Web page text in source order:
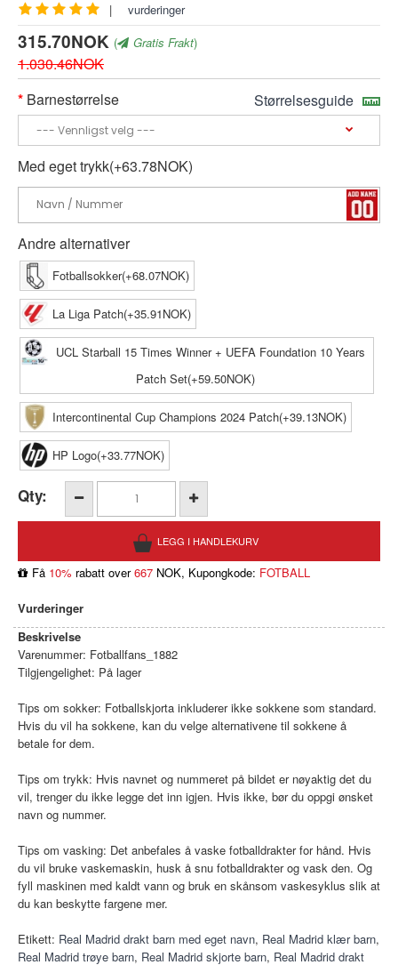
| vurderinger
315.70NOK ( Gratis Frakt)
1.030.46NOK
Barnestørrelse
Størrelsesguide
Med eget trykk(+63.78NOK)
Andre alternativer
Fotballsokker(+68.07NOK)
La Liga Patch(+35.91NOK)
UCL Starball 15 Times Winner + UEFA Foundation 10 Years
Patch Set(+59.50NOK)
Intercontinental Cup Champions 2024 Patch(+39.13NOK)
HP Logo(+33.77NOK)
Qty:
Få 10% rabatt over667 NOK, Kupongkode: FOTBALL
Vurderinger
Beskrivelse
Varenummer: Fotballfans_1882
Tilgjengelighet: På lager
Tips om sokker: Fotballskjorta inkluderer ikke sokkene som standard.
Hvis du vil ha sokkene, kan du velge alternativene til sokkene å
betale for dem.
Tips om trykk: Hvis navnet og nummeret på bildet er nøyaktig det du
vil, trenger du ikke legge det inn igjen. Hvis ikke, bør du oppgi ønsket
navn og nummer.
Tips om vasking: Det anbefales å vaske fotballdrakter for hånd. Hvis
du vil bruke vaskemaskin, husk å snu fotballdrakter og vask den. Og
fyll maskinen med kaldt vann og bruk en skånsom vaskesyklus slik at
du kan beskytte fargene mer.
Etikett: Real Madrid drakt barn med eget navn, Real Madrid klær barn,
Real Madrid trøye barn, Real Madrid skjorte barn, Real Madrid drakt